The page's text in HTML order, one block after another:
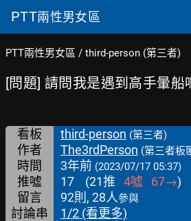
PTT兩性男女區
PTT兩性男女區 / third-person (第三者)
[問題] 請問我是遇到高手暈船
看板 third-person (第三者)
作者 The3rdPerson (第三者板
時間 3年前 (2023/07/17 05:37)
推噓 17 (21推 4噓 67→)
留言
92則, 28人參與
討論串 1/2 (看更多)